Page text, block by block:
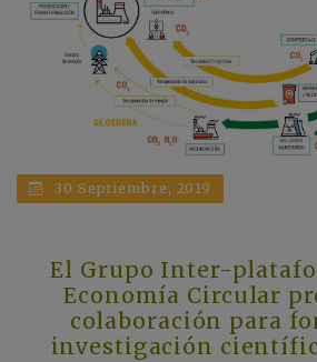
30 Septiembre, 2019
El Grupo Inter-
Economía Circular
colaboración para
investigación